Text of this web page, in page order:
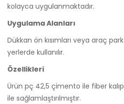
kolayca uygulanmaktadır.
Uygulama Alanları
Dükkan ön kısımları veya araç
yerlerde kullanılır.
Özellikleri
Ürün pç 42,5 çimento ile fiber
ile sağlamlaştırılmıştır.